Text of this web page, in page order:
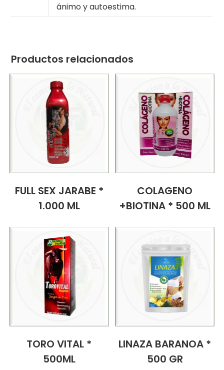
ánimo y autoestima.
Productos relacionados
FULL SEX JARABE *
1.000 ML
COLAGENO
+BIOTINA * 500 ML
TORO VITAL *
500ML
LINAZA BARANOA *
500 GR